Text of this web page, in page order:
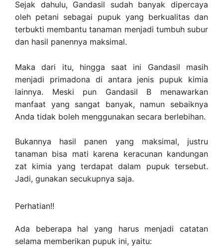
Sejak dahulu, Gandasil sudah banyak dipercaya
oleh petani sebagai pupuk yang berkualitas dan
terbukti membantu tanaman menjadi tumbuh subur
dan hasil panennya maksimal.
Maka dari itu, hingga saat ini Gandasil masih
menjadi primadona di antara jenis pupuk kimia
lainnya. Meski pun Gandasil B menawarkan
manfaat yang sangat banyak, namun sebaiknya
Anda tidak boleh menggunakan secara berlebihan.
Bukannya hasil panen yang maksimal, justru
tanaman bisa mati karena keracunan kandungan
zat kimia yang terdapat dalam pupuk tersebut.
Jadi, gunakan secukupnya saja.
Perhatian!!
Ada beberapa hal yang harus menjadi catatan
selama memberikan pupuk ini, yaitu: